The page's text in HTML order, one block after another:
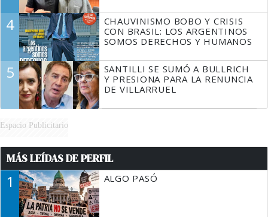
4
CHAUVINISMO BOBO Y CRISIS
CON BRASIL: LOS ARGENTINOS
SOMOS DERECHOS Y HUMANOS
5
SANTILLI SE SUMÓ A BULLRICH
Y PRESIONA PARA LA RENUNCIA
DE VILLARRUEL
Espacio Publicitario
MÁS LEÍDAS DE PERFIL
1 ALGO PASÓ